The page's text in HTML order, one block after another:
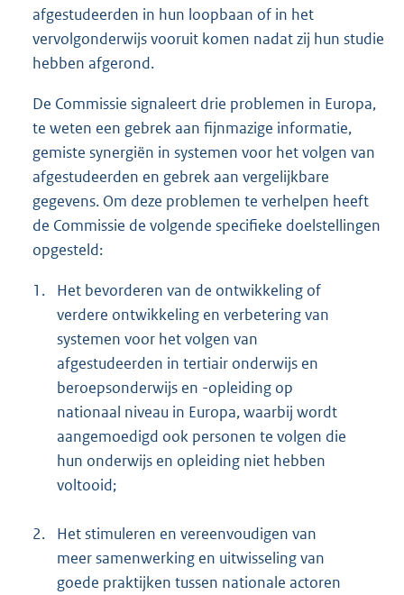
afgestudeerden in hun loopbaan of in het
vervolgonderwijs vooruit komen nadat zij hun studie
hebben afgerond.
De Commissie signaleert drie problemen in Europa,
te weten een gebrek aan fijnmazige informatie,
gemiste synergiën in systemen voor het volgen van
afgestudeerden en gebrek aan vergelijkbare
gegevens. Om deze problemen te verhelpen heeft
de Commissie de volgende specifieke doelstellingen
opgesteld:
1.
Het bevorderen van de ontwikkeling of
verdere ontwikkeling en verbetering van
systemen voor het volgen van
afgestudeerden in tertiair onderwijs en
beroepsonderwijs en -opleiding op
nationaal niveau in Europa, waarbij wordt
aangemoedigd ook personen te volgen die
hun onderwijs en opleiding niet hebben
voltooid;
2.
Het stimuleren en vereenvoudigen van
meer samenwerking en uitwisseling van
goede praktijken tussen nationale actoren